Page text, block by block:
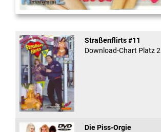
And Confused #8 - ...
Straßenflirts #11
Download-Chart Platz 2
Die Piss-Orgie